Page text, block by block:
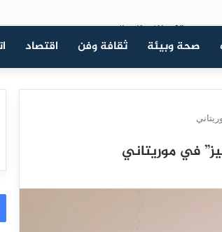
صحة وبيئة ثقافة وفن اقتصاد
في موريتاني